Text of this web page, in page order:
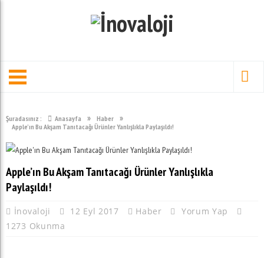
Şuradasınız : Anasayfa » Haber »
Apple’ın Bu Akşam Tanıtacağı Ürünler Yanlışlıkla Paylaşıldı!
Apple’ın Bu Akşam Tanıtacağı Ürünler Yanlışlıkla
Paylaşıldı!
İnovaloji 12 Eyl 2017 Haber
Yorum Yap
1273 Okunma